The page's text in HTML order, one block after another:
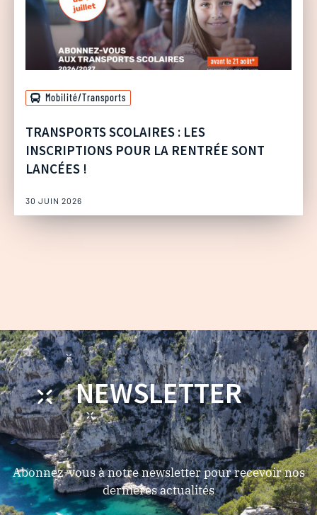
Mobilité/Transports
TRANSPORTS SCOLAIRES : LES
INSCRIPTIONS POUR LA RENTRÉE SONT
LANCÉES !
30 JUIN 2026
NEWSLETTER
Abonnez-vous à notre newsletter pour recevoir nos
dernières actualités